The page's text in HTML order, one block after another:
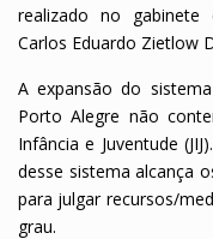
realizado no gabinete
Carlos Eduardo Zietlow
A expansão do
Porto Alegre não
Infância e Juventude
desse sistema alcança
para julgar recursos/
grau.